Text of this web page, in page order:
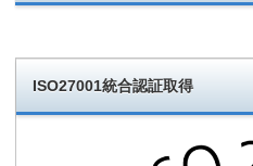
ISO27001統合認証取得